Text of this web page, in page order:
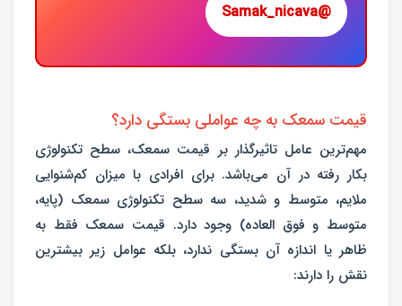
@Samak_nicava
قیمت سمعک به چه عواملی بستگی دارد؟
مهم‌ترین عامل تاثیرگذار بر قیمت سمعک، سطح تکنولوژی
بکار رفته در آن می‌باشد. برای افرادی با میزان کم‌شنوایی
ملایم، متوسط و شدید، سه سطح تکنولوژی سمعک (پایه،
متوسط و فوق العاده) وجود دارد. قیمت سمعک فقط به
ظاهر یا اندازه آن بستگی ندارد، بلکه عوامل زیر بیشترین
نقش را دارند: